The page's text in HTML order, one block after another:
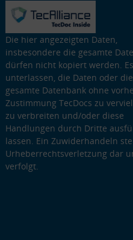
Die hier angezeigten Daten,
insbesondere die gesamte
dürfen nicht kopiert werden.
unterlassen, die Daten oder die
gesamte Datenbank ohne
Zustimmung TecDocs zu
zu verbreiten und/oder diese
Handlungen durch Dritte
lassen. Ein Zuwiderhandeln
Urheberrechtsverletzung dar
verfolgt.